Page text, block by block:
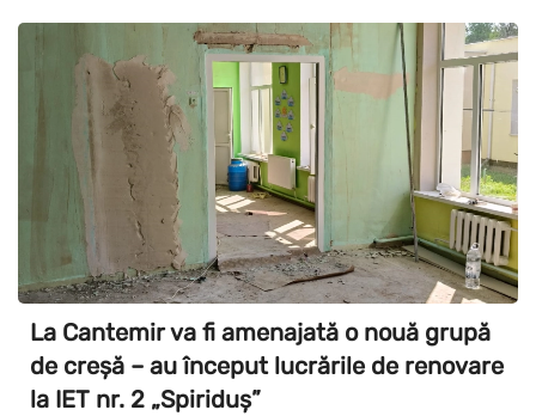
La Cantemir va fi amenajată o nouă grupă
de creșă – au început lucrările de renovare
la IET nr. 2 „Spiriduș”